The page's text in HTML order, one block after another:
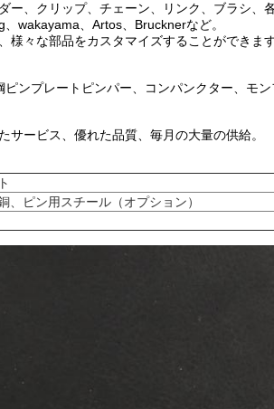
ー、クリップ、チェーン、リンク、ブラシ
wakayama、Artos、Brucknerなど。
様々な部品をカスタマイズすることができます
ンプレートピンパー、コンパンクター、モ
サービス、優れた品質、毎月の大量の供給。
、ピン用スチール（オプション）